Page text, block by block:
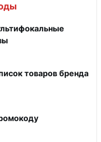
товаров бренда